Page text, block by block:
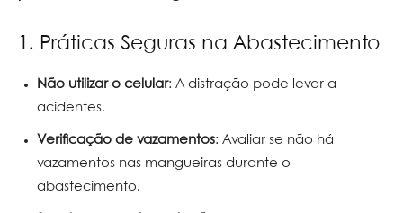
1. Práticas Seguras na Abastecimento
Não utilizar o celular: A distração pode levar a
acidentes.
Verificação de vazamentos: Avaliar se não há
vazamentos nas mangueiras durante o
abastecimento.